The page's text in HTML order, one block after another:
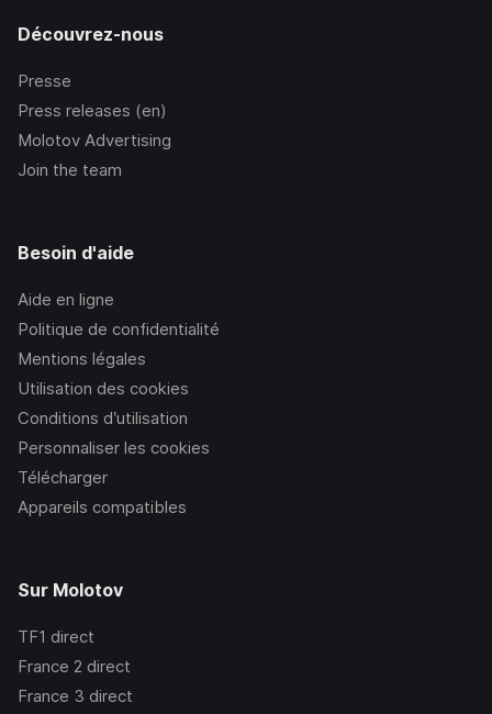
Découvrez-nous
Presse
Press releases (en)
Molotov Advertising
Join the team
Besoin d'aide
Aide en ligne
Politique de confidentialité
Mentions légales
Utilisation des cookies
Conditions d’utilisation
Personnaliser les cookies
Télécharger
Appareils compatibles
Sur Molotov
TF1 direct
France 2 direct
France 3 direct